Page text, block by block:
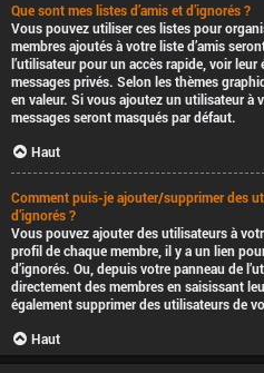
Que sont mes listes d’amis et d’ignorés ?
Vous pouvez utiliser ces listes pour
membres ajoutés à votre liste d’amis
l’utilisateur pour un accès rapide, voir
messages privés. Selon les thèmes
en valeur. Si vous ajoutez un utilisateur à
messages seront masqués par défaut.
Haut
Comment puis-je ajouter/supprimer des
d’ignorés ?
Vous pouvez ajouter des utilisateurs à
profil de chaque membre, il y a un lien
d’ignorés. Ou, depuis votre panneau de
directement des membres en saisissant
également supprimer des utilisateurs de
Haut